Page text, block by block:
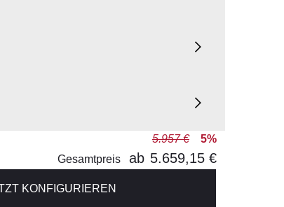
5.957 €
5%
Gesamtpreis
ab 5.659,15 €
KONFIGURIEREN